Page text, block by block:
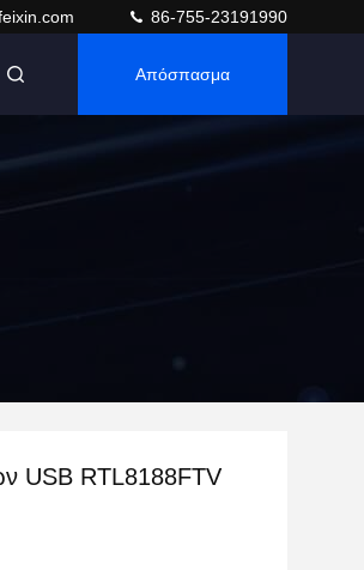
86-755-23191990
Απόσπασμα
USB RTL8188FTV